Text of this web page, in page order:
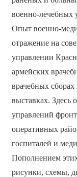
военно-лечебных
Опыт военно-
отражение на
управлении
армейских
врачебных
выставках. Здесь
управлений
оперативных
госпиталей и
Пополнением
рисунки, схемы,